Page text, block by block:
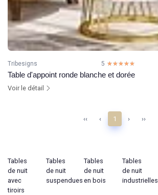
Tribesigns 5 ☆☆☆☆☆
★★★★★
Table d'appoint ronde blanche et dorée
Voir le détail
‹‹ ‹ 1 › ››
Tables
de nuit
avec
tiroirs
Tables
de nuit
suspendues
Tables
de nuit
en bois
Tables
de nuit
industrielles